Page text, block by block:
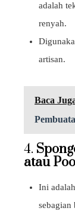
adalah
renyah.
artisan.
Baca
4.
atau
Ini
sebagian